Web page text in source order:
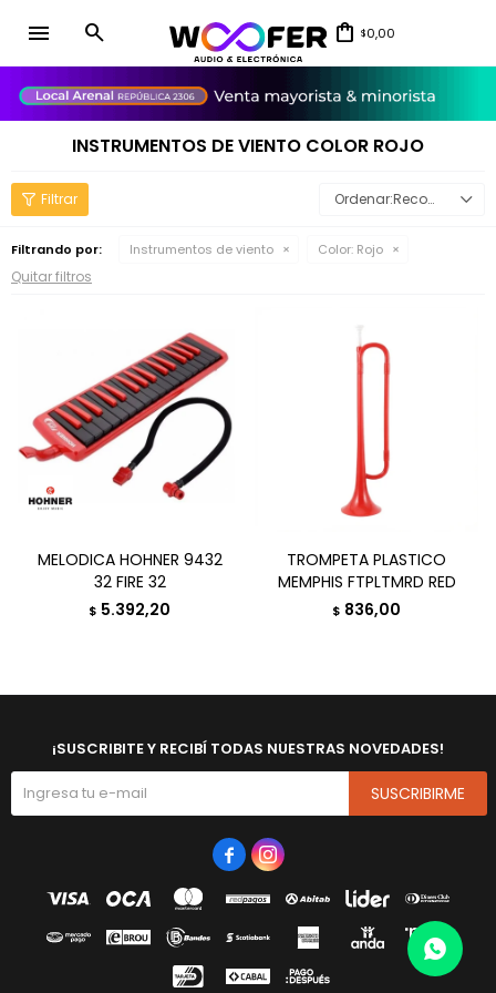
menu $0,00
INSTRUMENTOS DE VIENTO COLOR ROJO
Recomendados
Filtrando por: Instrumentos de viento Color: Rojo
Quitar filtros
MELODICA HOHNER 9432
32 FIRE 32
$ 5.392,20
TROMPETA PLASTICO
MEMPHIS FTPLTMRD RED
$ 836,00
¡SUSCRIBITE Y RECIBÍ TODAS NUESTRAS NOVEDADES!
SUSCRIBIRME
 
close